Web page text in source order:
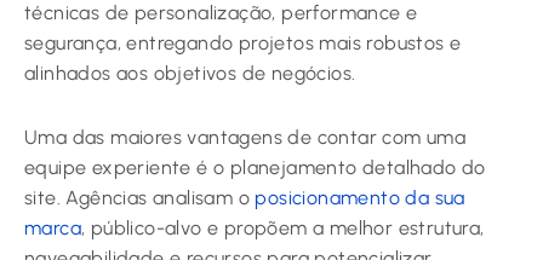
técnicas de personalização, performance e
segurança, entregando projetos mais robustos e
alinhados aos objetivos de negócios.
Uma das maiores vantagens de contar com uma
equipe experiente é o planejamento detalhado do
site. Agências analisam o posicionamento da sua
marca, público-alvo e propõem a melhor estrutura,